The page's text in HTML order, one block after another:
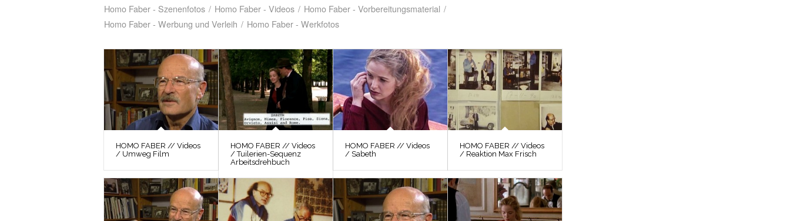
Homo Faber - Szenenfotos / Homo Faber - Videos / Homo Faber - Vorbereitungsmaterial /
Homo Faber - Werbung und Verleih / Homo Faber - Werkfotos
HOMO FABER // Videos
/ Umweg Film
HOMO FABER // Videos
/ Tuilerien-Sequenz
Arbeitsdrehbuch
HOMO FABER // Videos
/ Sabeth
HOMO FABER // Videos
/ Reaktion Max Frisch